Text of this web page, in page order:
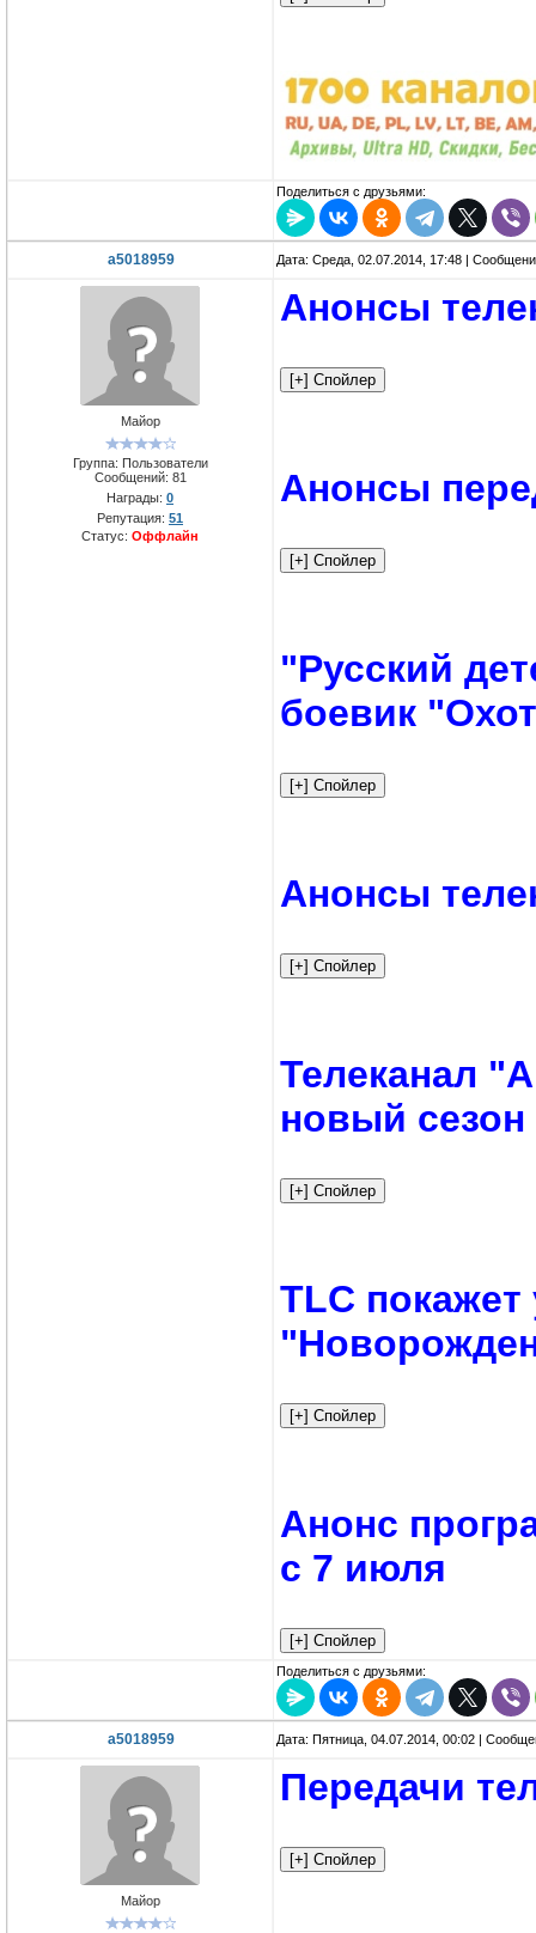
Поделиться с друзьями:
a5018959 Дата: Среда, 02.07.2014, 17:48 |
Майор
Группа: Пользователи
Сообщений: 81
Награды: 0
Репутация: 51
Статус: Оффлайн
Анонсы
Анонсы
"Русский
боевик
Анонсы
Телеканал
новый сезон
TLC
Анонс
с 7 июля
Поделиться с друзьями:
a5018959 Дата: Пятница, 04.07.2014, 00:02 |
Майор
Передачи